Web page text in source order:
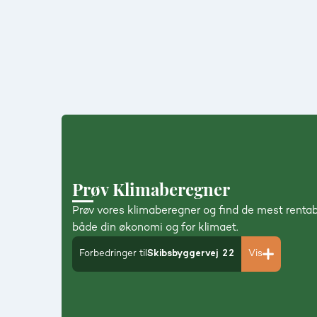
Prøv Klimaberegner
Prøv vores klimaberegner og find de mest
både din økonomi og for klimaet.
Forbedringer til Skibsbyggervej 22 Vis